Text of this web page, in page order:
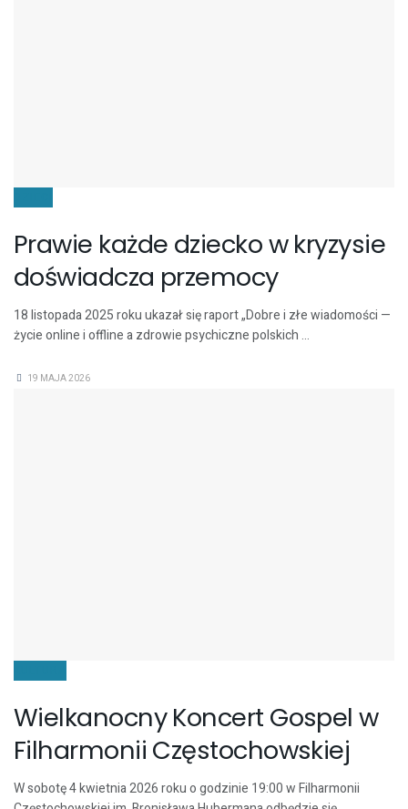
Prawie każde dziecko w kryzysie
doświadcza przemocy
18 listopada 2025 roku ukazał się raport „Dobre i złe wiadomości —
życie online i offline a zdrowie psychiczne polskich ...
19 MAJA 2026
Wielkanocny Koncert Gospel w
Filharmonii Częstochowskiej
W sobotę 4 kwietnia 2026 roku o godzinie 19:00 w Filharmonii